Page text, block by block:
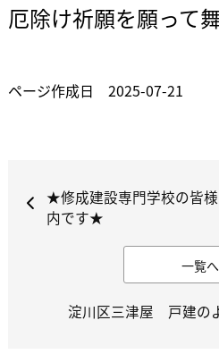
厄除け祈願を願って
ページ作成日 2025-07-21
★修成建設専門学校の皆
内です★
一覧へ
淀川区三津屋 戸建の